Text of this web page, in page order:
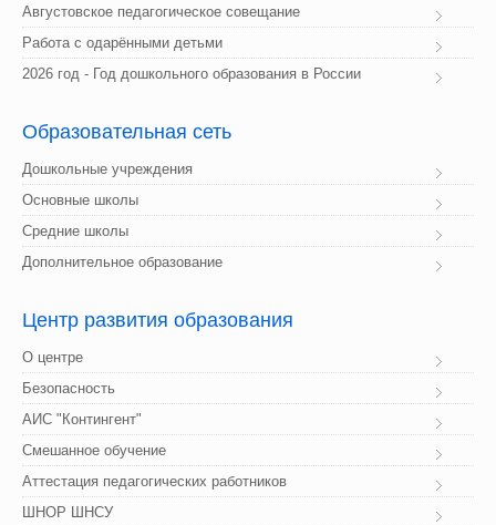
Августовское педагогическое совещание
Работа с одарёнными детьми
2026 год - Год дошкольного образования в России
Образовательная сеть
Дошкольные учреждения
Основные школы
Средние школы
Дополнительное образование
Центр развития образования
О центре
Безопасность
АИС "Контингент"
Смешанное обучение
Аттестация педагогических работников
ШНОР ШНСУ